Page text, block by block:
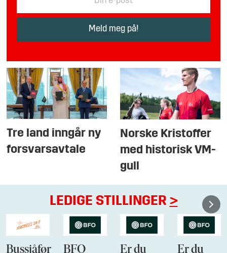
Tre land inngår ny
forsvarsavtale
Norske Kristoffer
med historisk VM-
gull
LEDIGE STILLINGER >
Bussjåfør
BFO
Er du
Er du